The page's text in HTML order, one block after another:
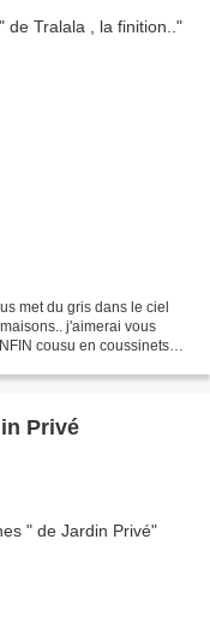
met du gris dans le ciel
j'aimerai vous
cousu en coussinets
Privé